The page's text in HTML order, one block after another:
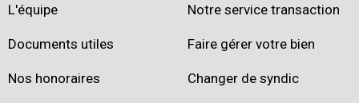
L'équipe
Documents utiles
Nos honoraires
Notre service transaction
Faire gérer votre bien
Changer de syndic